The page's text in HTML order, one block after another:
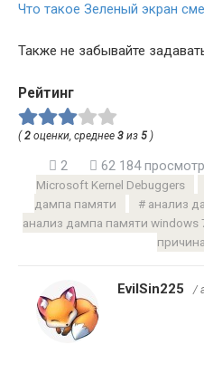
Что такое Зеленый экран
Также не забывайте
Рейтинг
(2 оценки, среднее 3 из 5 )
2 62 184
Microsoft Kernel Debuggers
дампа памяти
анализ
анализ дампа памяти windows
EvilSin225 /